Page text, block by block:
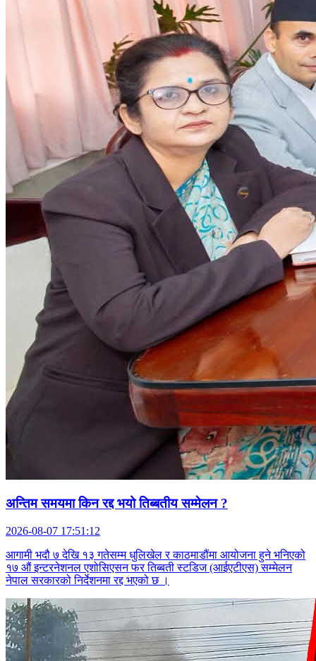
अन्तिम समयमा किन रद्द भयो तिब्बतीय सम्मेलन ?
2026-08-07 17:51:12
आगामी भदौ ७ देखि १३ गतेसम्म धुलिखेल र काठमाडौंमा आयोजना हुने भनिएको
१७ औं इन्टरनेशनल एशोसिएसन फर तिब्बती स्टडिज (आईएटीएस) सम्मेलन
नेपाल सरकारको निर्देशनमा रद्द भएको छ ।